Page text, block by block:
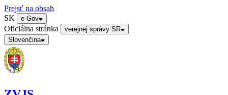
Prejsť na obsah
SK
e-Gov
Oficiálna stránka
verejnej správy SR
Slovenčina